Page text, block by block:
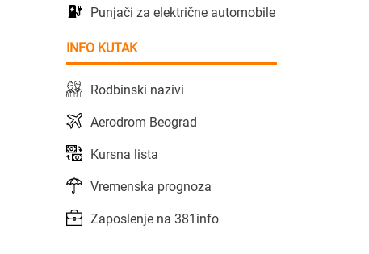
Punjači za električne automobile
INFO KUTAK
Rodbinski nazivi
Aerodrom Beograd
Kursna lista
Vremenska prognoza
Zaposlenje na 381info